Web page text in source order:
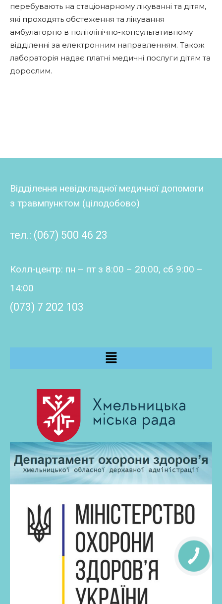
перебувають на стаціонарному лікуванні та дітям,
які проходять обстеження та лікування
амбулаторно в поліклінічно-консультативному
відділенні за електронним направленням. Також
лабораторія надає платні медичні послуги дітям та
дорослим.
Відділення невідкладної медичної допомоги
з травмпунктом (цілодобово)
тел.: (067) 500 46 23
Колл-центр: пн – пт з 8:00 – 20:00, сб 9:00 –
14:00
(073) 7 202 103